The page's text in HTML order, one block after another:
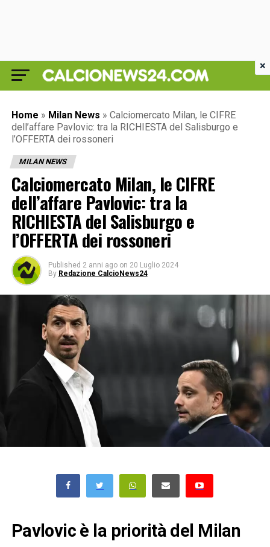
Home » Milan News » Calciomercato Milan, le CIFRE
dell’affare Pavlovic: tra la RICHIESTA del Salisburgo e
l’OFFERTA dei rossoneri
MILAN NEWS
Calciomercato Milan, le CIFRE
dell’affare Pavlovic: tra la
RICHIESTA del Salisburgo e
l’OFFERTA dei rossoneri
Published 2 anni ago on 20 Luglio 2024
By Redazione CalcioNews24
Pavlovic è la priorità del Milan
×